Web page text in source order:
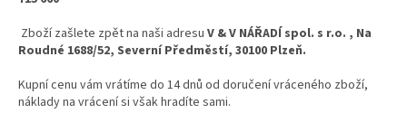
Zboží zašlete zpět na naši adresu V & V NÁŘADÍ spol. s r.o. , Na
Roudné 1688/52, Severní Předměstí, 30100 Plzeň.
Kupní cenu vám vrátíme do 14 dnů od doručení vráceného zboží,
náklady na vrácení si však hradíte sami.